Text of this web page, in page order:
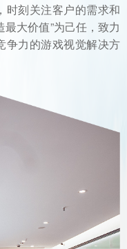
时刻关注客户的需求和
大价值”为己任，致力
争力的游戏视觉解决方